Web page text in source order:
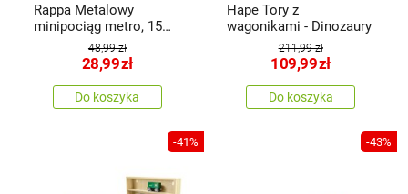
Rappa Metalowy
minipociąg metro, 15
48,99 zł
28,99zł
Do koszyka
Hape Tory z
wagonikami - Dinozaury
211,99 zł
109,99zł
Do koszyka
-41% -43%